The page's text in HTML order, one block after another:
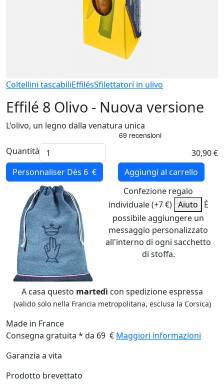
Coltellini tascabiliEffilésSfilettatori in ulivo
Effilé 8 Olivo - Nuova versione
L'olivo, un legno dalla venatura unica
Quantità
30,90 €
Personnaliser Dès 6 €
Aggiungi al carrello
Confezione regalo
individuale (+7 €) Aiuto
È
possibile aggiungere un
messaggio personalizzato
all'interno di ogni sacchetto
di stoffa.
A casa questo martedì con spedizione espressa
(valido solo nella Francia metropolitana, esclusa la Corsica)
Made in France
Consegna gratuita * da 69 € Maggiori informazioni
Garanzia a vita
Prodotto brevettato